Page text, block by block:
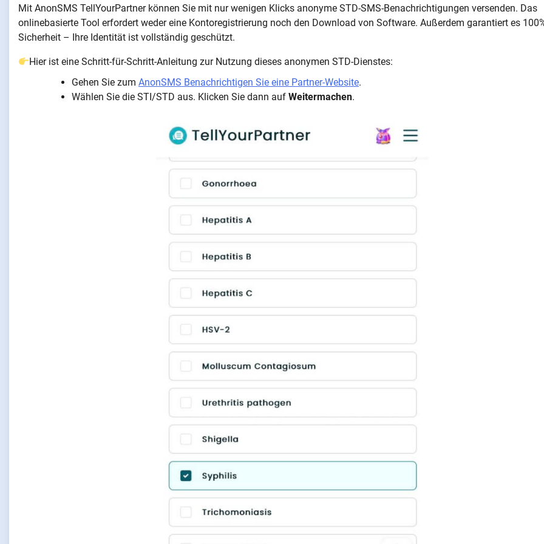
Mit AnonSMS TellYourPartner können Sie mit nur wenigen Klicks anonyme STD-SMS-Benachrichtigungen versenden. Das
onlinebasierte Tool erfordert weder eine Kontoregistrierung noch den Download von Software. Außerdem garantiert es
Sicherheit – Ihre Identität ist vollständig geschützt.
Hier ist eine Schritt-für-Schritt-Anleitung zur Nutzung dieses anonymen STD-Dienstes:
Gehen Sie zum AnonSMS Benachrichtigen Sie eine Partner-Website.
Wählen Sie die STI/STD aus. Klicken Sie dann auf Weitermachen.